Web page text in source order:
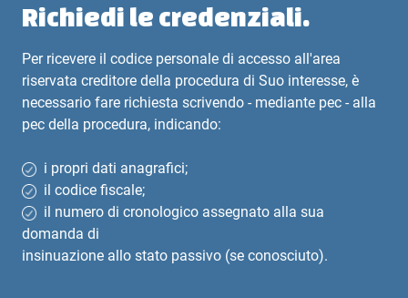
Richiedi le credenziali.
Per ricevere il codice personale di accesso all'area
riservata creditore della procedura di Suo interesse, è
necessario fare richiesta scrivendo - mediante pec - alla
pec della procedura, indicando:
i propri dati anagrafici;
il codice fiscale;
il numero di cronologico assegnato alla sua
domanda di
insinuazione allo stato passivo (se conosciuto).